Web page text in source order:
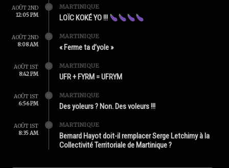
AOÛT 2ND
12:05 PM
MARTINIQUE
LOÏC KOKÉ YO !!!
AOÛT 2ND
8:08 AM
MARTINIQUE
« Ferme ta d’yole »
AOÛT 1ST
8:42 PM
MARTINIQUE
UFR + FYRM = UFRYM
AOÛT 1ST
6:56 PM
MARTINIQUE
Des yoleurs ? Non. Des voleurs !!!
AOÛT 1ST
8:35 AM
MARTINIQUE
Bernard Hayot doit-il remplacer Serge Letchimy à la
Collectivité Territoriale de Martinique ?